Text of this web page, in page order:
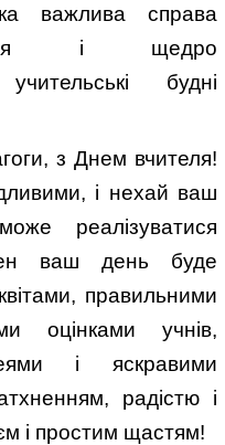
важлива справа
і щедро
будні
з Днем вчителя!
і нехай ваш
реалізуватися
ваш день буде
правильними
оцінками учнів,
і яскравими
радістю і
і простим щастям!